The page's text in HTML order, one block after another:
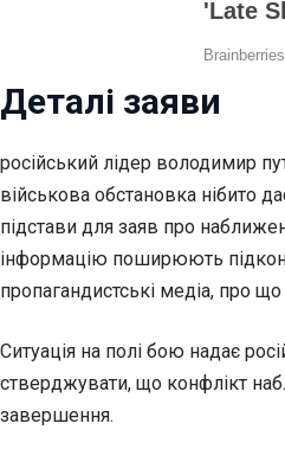
Деталі заяви
російський лідер володимир
військова обстановка нібито
підстави для заяв про
інформацію поширюють
пропагандистські медіа, про
Ситуація на полі бою надає
стверджувати, що конфлікт
завершення.